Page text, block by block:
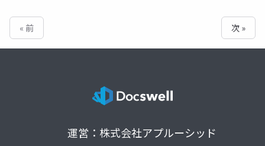
« 前 次 »
運営：株式会社アプルーシッド